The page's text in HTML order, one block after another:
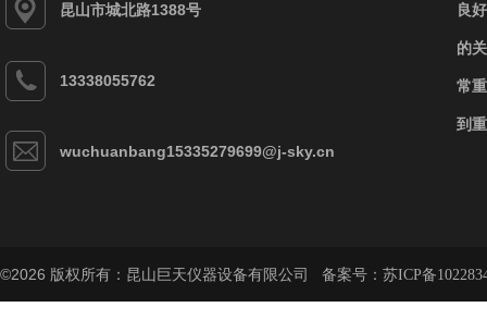
昆山市城北路1388号
13338055762
wuchuanbang15335279699@j-sky.cn
良
的
常
到
©2026 版权所有：昆山巨天仪器设备有限公司 备案号： 苏ICP备